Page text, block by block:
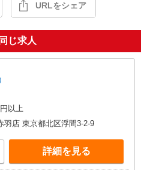
URLをシェア
じ求人
以上
羽店 東京都北区浮間3-2-9
詳細を見る